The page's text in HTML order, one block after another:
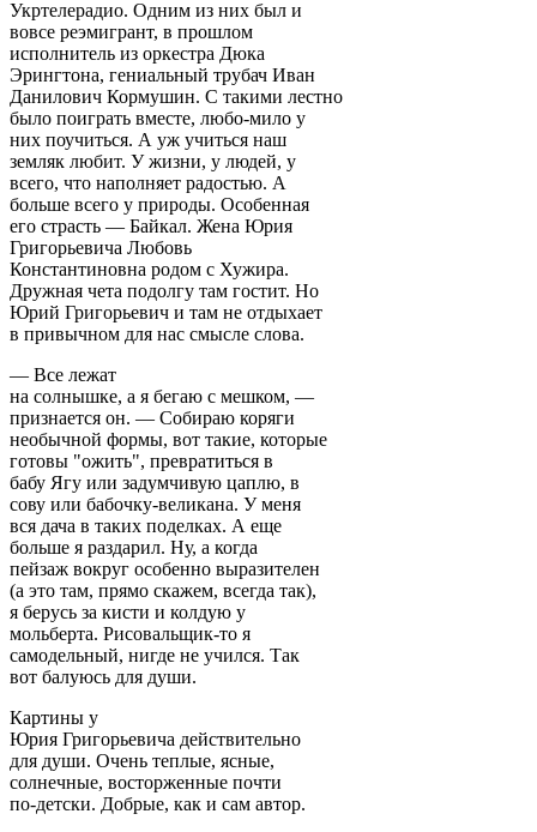
Укртелерадио. Одним из них был и
вовсе реэмигрант, в прошлом
исполнитель из оркестра Дюка
Эрингтона, гениальный трубач Иван
Данилович Кормушин. С такими лестно
было поиграть вместе, любо-мило у
них поучиться. А уж учиться наш
земляк любит. У жизни, у людей, у
всего, что наполняет радостью. А
больше всего у природы. Особенная
его страсть — Байкал. Жена Юрия
Григорьевича Любовь
Константиновна родом с Хужира.
Дружная чета подолгу там гостит. Но
Юрий Григорьевич и там не отдыхает
в привычном для нас смысле слова.
— Все лежат
на солнышке, а я бегаю с мешком, —
признается он. — Собираю коряги
необычной формы, вот такие, которые
готовы "ожить", превратиться в
бабу Ягу или задумчивую цаплю, в
сову или бабочку-великана. У меня
вся дача в таких поделках. А еще
больше я раздарил. Ну, а когда
пейзаж вокруг особенно выразителен
(а это там, прямо скажем, всегда так),
я берусь за кисти и колдую у
мольберта. Рисовальщик-то я
самодельный, нигде не учился. Так
вот балуюсь для души.
Картины у
Юрия Григорьевича действительно
для души. Очень теплые, ясные,
солнечные, восторженные почти
по-детски. Добрые, как и сам автор.